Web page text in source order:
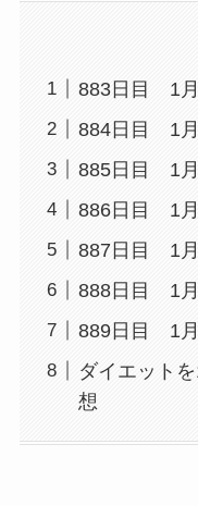
883日目 1月
884日目 1月
885日目 1月
886日目 1月
887日目 1月
888日目 1月
889日目 1月
ダイエット
想